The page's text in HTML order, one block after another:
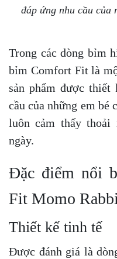
đáp ứng nhu cầu của
Trong các dòng bỉm
bỉm Comfort Fit là
sản phẩm được thiết
cầu của những em bé
luôn cảm thấy thoải
ngày.
Đặc điểm nổi
Fit Momo
Thiết kế tinh tế
Được đánh giá là